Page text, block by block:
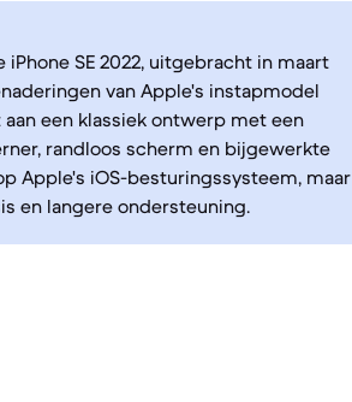
iPhone SE 2022, uitgebracht in maart
van Apple's instapmodel
aan een klassiek ontwerp met een
randloos scherm en bijgewerkte
Apple's iOS-besturingssysteem, maar
en langere ondersteuning.